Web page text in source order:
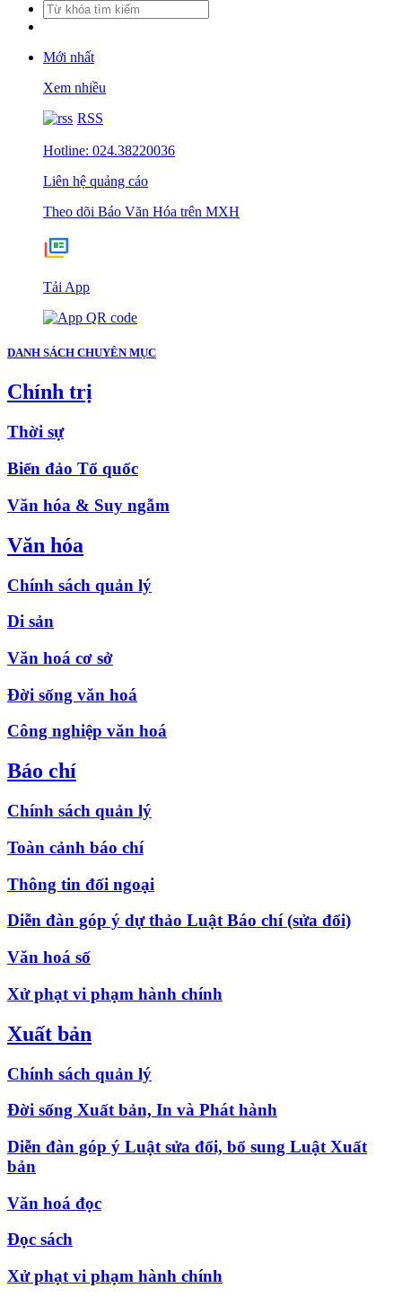
Mới nhất
Xem nhiều
RSS
Hotline: 024.38220036
Liên hệ quảng cáo
Theo dõi Báo Văn Hóa trên MXH
Tải App
DANH SÁCH CHUYÊN MỤC
Chính trị
Thời sự
Biển đảo Tổ quốc
Văn hóa & Suy ngẫm
Văn hóa
Chính sách quản lý
Di sản
Văn hoá cơ sở
Đời sống văn hoá
Công nghiệp văn hoá
Báo chí
Chính sách quản lý
Toàn cảnh báo chí
Thông tin đối ngoại
Diễn đàn góp ý dự thảo Luật Báo chí (sửa đổi)
Văn hoá số
Xử phạt vi phạm hành chính
Xuất bản
Chính sách quản lý
Đời sống Xuất bản, In và Phát hành
Diễn đàn góp ý Luật sửa đổi, bổ sung Luật Xuất
bản
Văn hoá đọc
Đọc sách
Xử phạt vi phạm hành chính